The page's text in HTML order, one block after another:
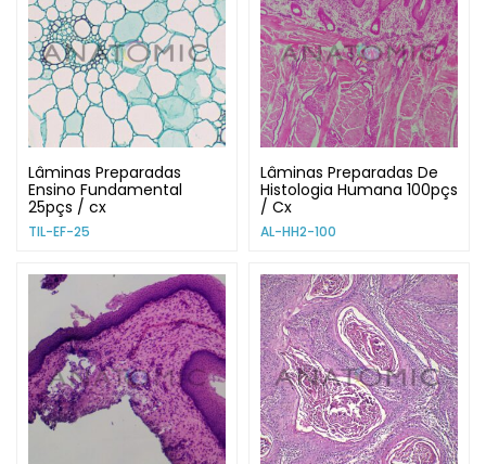
Lâminas Preparadas
Ensino Fundamental
25pçs / cx
TIL-EF-25
Lâminas Preparadas De
Histologia Humana 100pçs
/ Cx
AL-HH2-100